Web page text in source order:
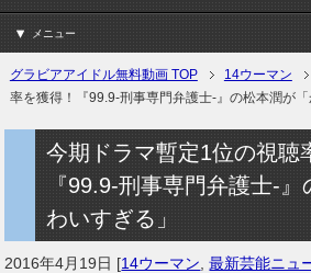
メニュー
グラビアアイドル無料動画 TOP 14ウーマン
率を獲得！『99.9‐刑事専門弁護士‐』の松本潤が「
今期ドラマ暫定1位の視聴
『99.9‐刑事専門弁護士‐
わいすぎる」
2016年4月19日 [14ウーマン ,最新芸能ニュ